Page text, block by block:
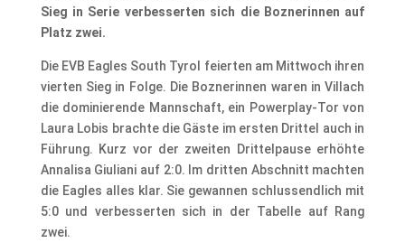
Sieg in Serie verbesserten sich die Boznerinnen auf
Platz zwei.
Die EVB Eagles South Tyrol feierten am Mittwoch ihren
vierten Sieg in Folge. Die Boznerinnen waren in Villach
die dominierende Mannschaft, ein Powerplay-Tor von
Laura Lobis brachte die Gäste im ersten Drittel auch in
Führung. Kurz vor der zweiten Drittelpause erhöhte
Annalisa Giuliani auf 2:0. Im dritten Abschnitt machten
die Eagles alles klar. Sie gewannen schlussendlich mit
5:0 und verbesserten sich in der Tabelle auf Rang
zwei.